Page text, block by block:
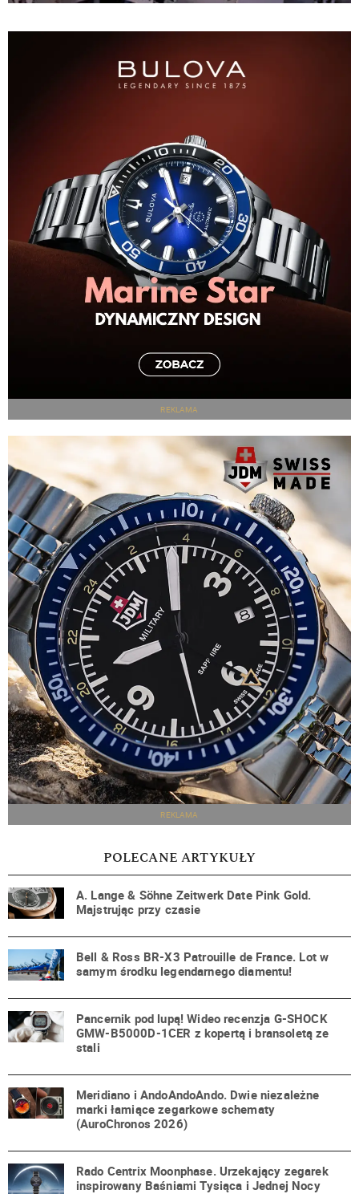
REKLAMA
REKLAMA
POLECANE ARTYKUŁY
A. Lange & Söhne Zeitwerk Date Pink Gold.
Majstrując przy czasie
Bell & Ross BR-X3 Patrouille de France. Lot w
samym środku legendarnego diamentu!
Pancernik pod lupą! Wideo recenzja G-SHOCK
GMW-B5000D-1CER z kopertą i bransoletą ze
stali
Meridiano i AndoAndoAndo. Dwie niezależne
marki łamiące zegarkowe schematy
(AuroChronos 2026)
Rado Centrix Moonphase. Urzekający zegarek
inspirowany Baśniami Tysiąca i Jednej Nocy